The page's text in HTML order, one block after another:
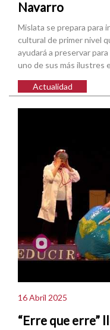
Navarro
Mislata se prepara para
cultural de primer nivel
ayudará a preservar
uno de sus más ilustres
Actualidad
16 Abril 2025
“Erre que erre”